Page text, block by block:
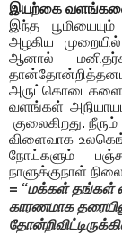
இயற்கை வளங்களை
இந்த
அழகிய
ஆனால்
வளங்கள்
குலைகிறது.
விளைவாக
நோய்களும்
நாளுக்குநாள்
= “மக்கள் தங்கள்
காரணமாக